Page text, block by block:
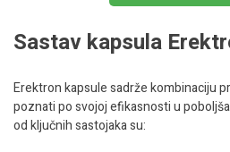
Sastav kapsula
Erektron kapsule sadrže kombinaciju
poznati po svojoj efikasnosti u
od ključnih sastojaka su: